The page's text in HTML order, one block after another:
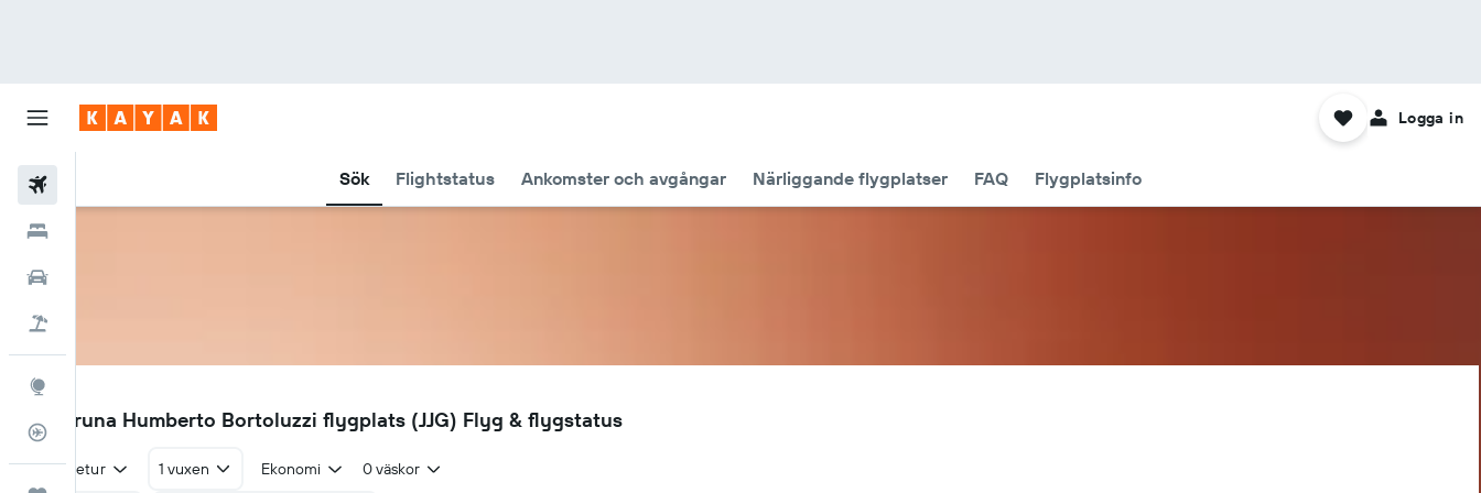
Sök Flightstatus Ankomster och avgångar Närliggande flygplatser FAQ Flygplatsinfo
Logga in
Flygstatus
JJG
Jaguaruna Humberto Bortoluzzi flygplats (JJG) Flyg & flygstatus
Tur & retur 1 vuxen Ekonomi 0 väskor